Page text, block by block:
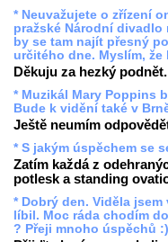
* Neuvažujete o zřízení
pražské Národní
by se tam najít přesný
určitého dne. Myslím,
Děkuju za hezký
* Muzikál Mary Poppins
Bude k vidění také v
Ještě neumím
* S jakým úspěchem se
Zatím každá z
potlesk a standing
* Dobrý den. Viděla
líbil. Moc ráda chodím
? Přeji mnoho úspěchů